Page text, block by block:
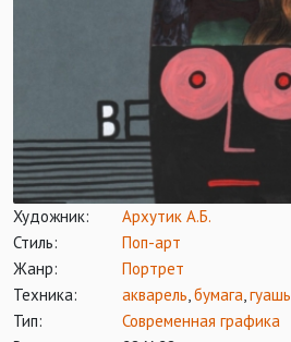
Художник:
Архутик А.Б.
Стиль:
Поп-арт
Жанр:
Портрет
Техника:
акварель,бумага,гуашь
Тип:
Современная графика